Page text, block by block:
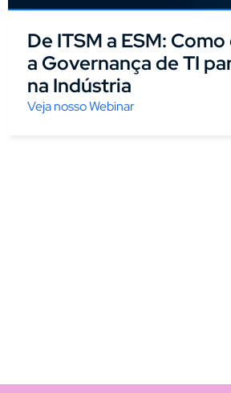
De ITSM a ESM:
a Governança de TI
na Indústria
Veja nosso Webinar